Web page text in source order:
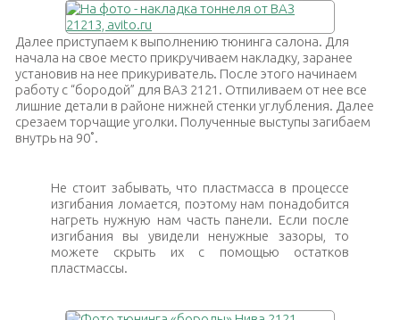
Далее приступаем к выполнению тюнинга салона. Для
начала на свое место прикручиваем накладку, заранее
установив на нее прикуриватель. После этого начинаем
работу с “бородой” для ВАЗ 2121. Отпиливаем от нее все
лишние детали в районе нижней стенки углубления. Далее
срезаем торчащие уголки. Полученные выступы загибаем
внутрь на 90˚.
Не стоит забывать, что пластмасса в процессе
изгибания ломается, поэтому нам понадобится
нагреть нужную нам часть панели. Если после
изгибания вы увидели ненужные зазоры, то
можете скрыть их с помощью остатков
пластмассы.